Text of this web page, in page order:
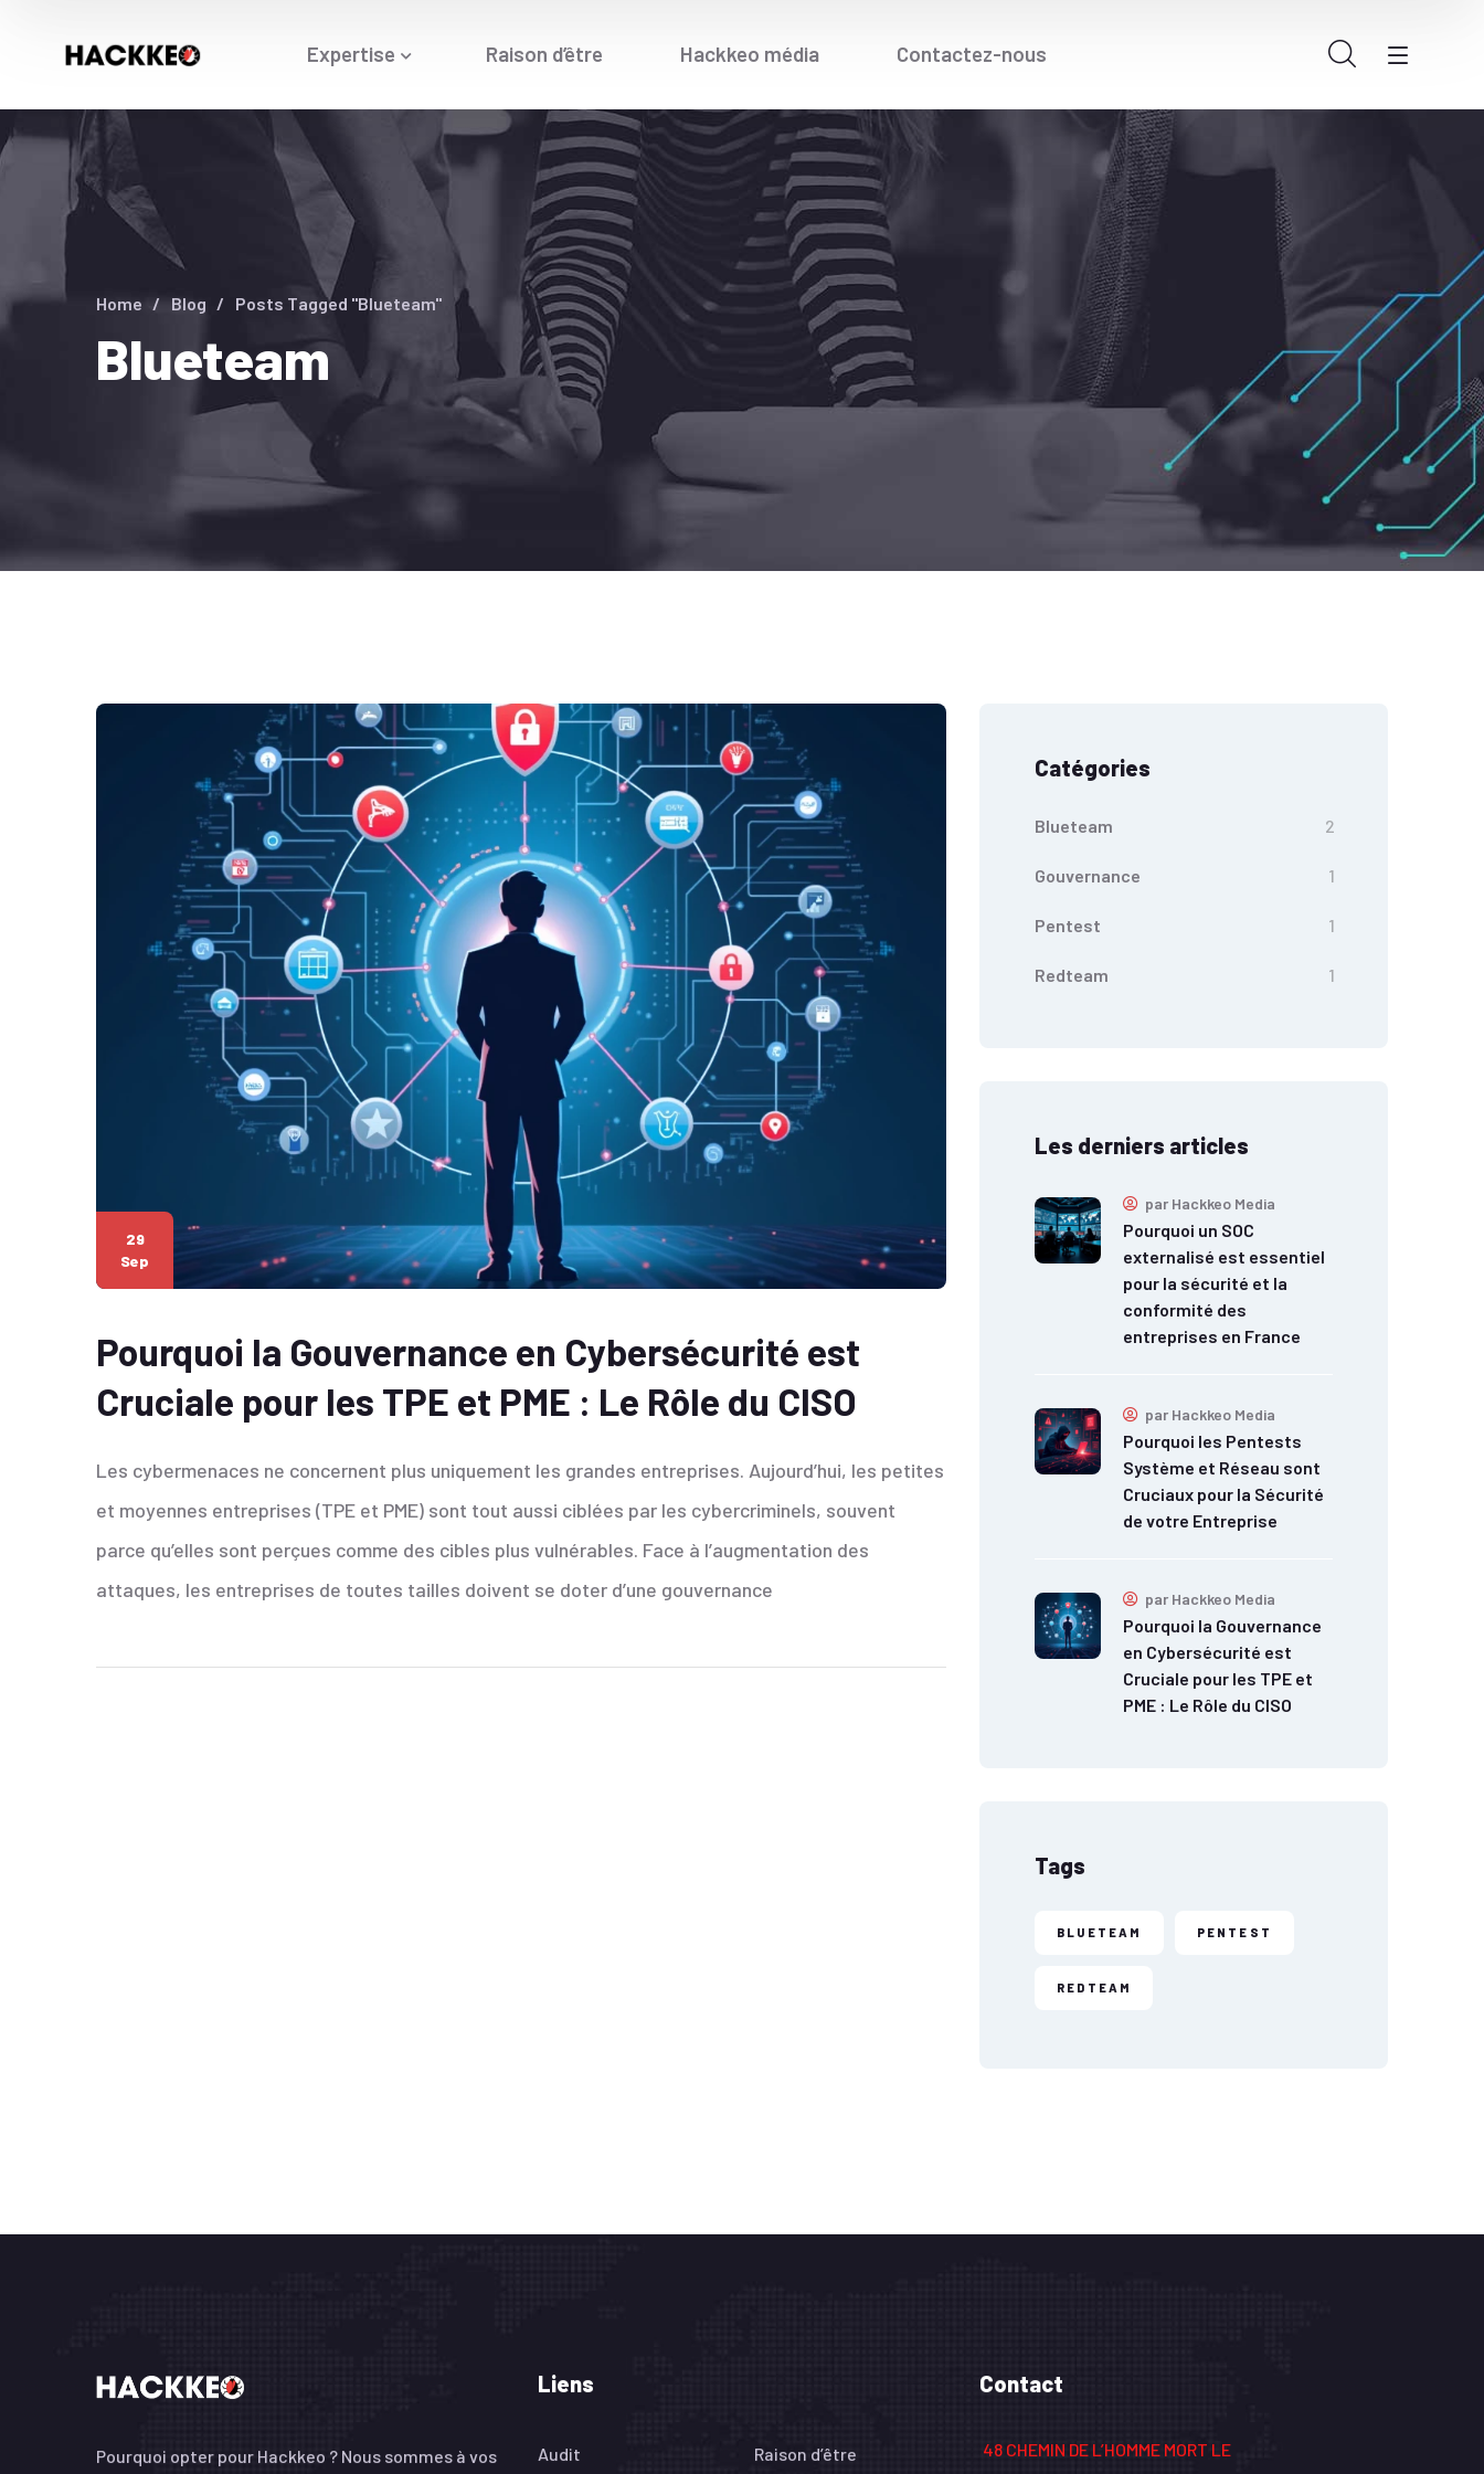
Expertise Raison d’être Hackkeo média Contactez-nous
Blueteam
Home Blog Posts Tagged "Blueteam"
29
Sep
Pourquoi la Gouvernance en Cybersécurité est
Cruciale pour les TPE et PME : Le Rôle du CISO
Les cybermenaces ne concernent plus uniquement les grandes entreprises. Aujourd’hui, les petites
et moyennes entreprises (TPE et PME) sont tout aussi ciblées par les cybercriminels, souvent
parce qu’elles sont perçues comme des cibles plus vulnérables. Face à l’augmentation des
attaques, les entreprises de toutes tailles doivent se doter d’une gouvernance
Catégories
Blueteam 2
Gouvernance 1
Pentest 1
Redteam 1
Les derniers articles
par Hackkeo Media
Pourquoi un SOC
externalisé est essentiel
pour la sécurité et la
conformité des
entreprises en France
par Hackkeo Media
Pourquoi les Pentests
Système et Réseau sont
Cruciaux pour la Sécurité
de votre Entreprise
par Hackkeo Media
Pourquoi la Gouvernance
en Cybersécurité est
Cruciale pour les TPE et
PME : Le Rôle du CISO
Tags
BLUETEAM PENTEST
REDTEAM
Pourquoi opter pour Hackkeo ? Nous sommes à vos
Liens
Audit Raison d’être
Contact
48 CHEMIN DE L’HOMME MORT LE